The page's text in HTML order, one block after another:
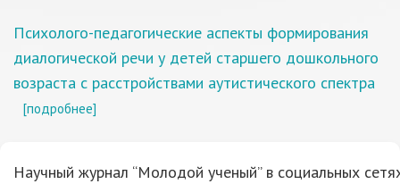
Психолого-педагогические аспекты формирования
диалогической речи у детей старшего дошкольного
возраста с расстройствами аутистического спектра
[подробнее]
Научный журнал “Молодой ученый” в социальных